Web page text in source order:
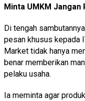
Minta UMKM Jangan
Di tengah
pesan khusus kepada
Market tidak hanya
benar memberikan
pelaku usaha.
Ia meminta agar